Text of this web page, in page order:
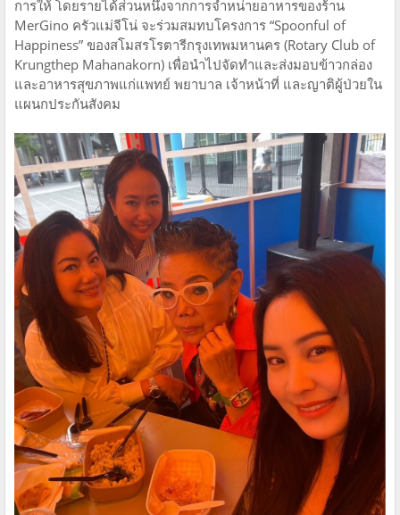
การให้ โดยรายได้ส่วนหนึ่งจากการจำหน่ายอาหารของร้าน
MerGino ครัวแม่จีโน่ จะร่วมสมทบโครงการ “Spoonful of
Happiness” ของสโมสรโรตารีกรุงเทพมหานคร (Rotary Club of
Krungthep Mahanakorn) เพื่อนำไปจัดทำและส่งมอบข้าวกล่อง
และอาหารสุขภาพแก่แพทย์ พยาบาล เจ้าหน้าที่ และญาติผู้ป่วยใน
แผนกประกันสังคม